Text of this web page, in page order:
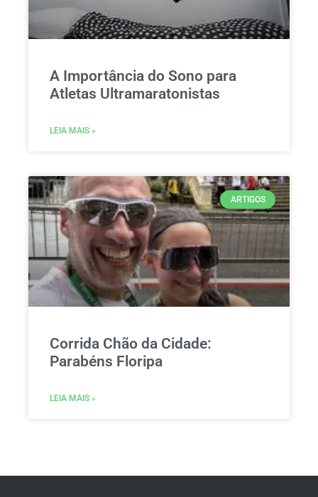
A Importância do Sono para
Atletas Ultramaratonistas
LEIA MAIS »
ARTIGOS
Corrida Chão da Cidade:
Parabéns Floripa
LEIA MAIS »